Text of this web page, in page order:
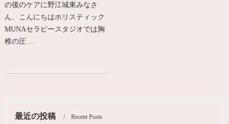
の後のケアに野江城東みなさ
ん、こんにちはホリスティック
MUNAセラピースタジオでは胸
椎の圧…
最近の投稿 Recent Posts